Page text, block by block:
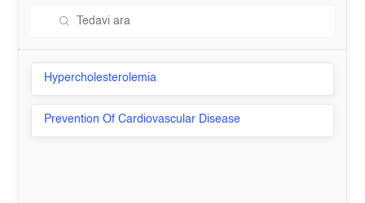
Hypercholesterolemia
Prevention Of Cardiovascular Disease